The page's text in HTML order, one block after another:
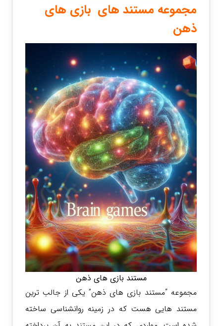
مجموعه مستند های بازی های
ذهن
مستند بازی های ذهن
مجموعه “مستند بازی های ذهن” یکی از جالب ترین
مستند هایی هست که در زمینه روانشناسی ساخته